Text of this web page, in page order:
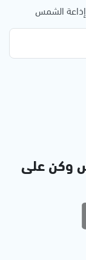
إذاعة الشمس
وكن على